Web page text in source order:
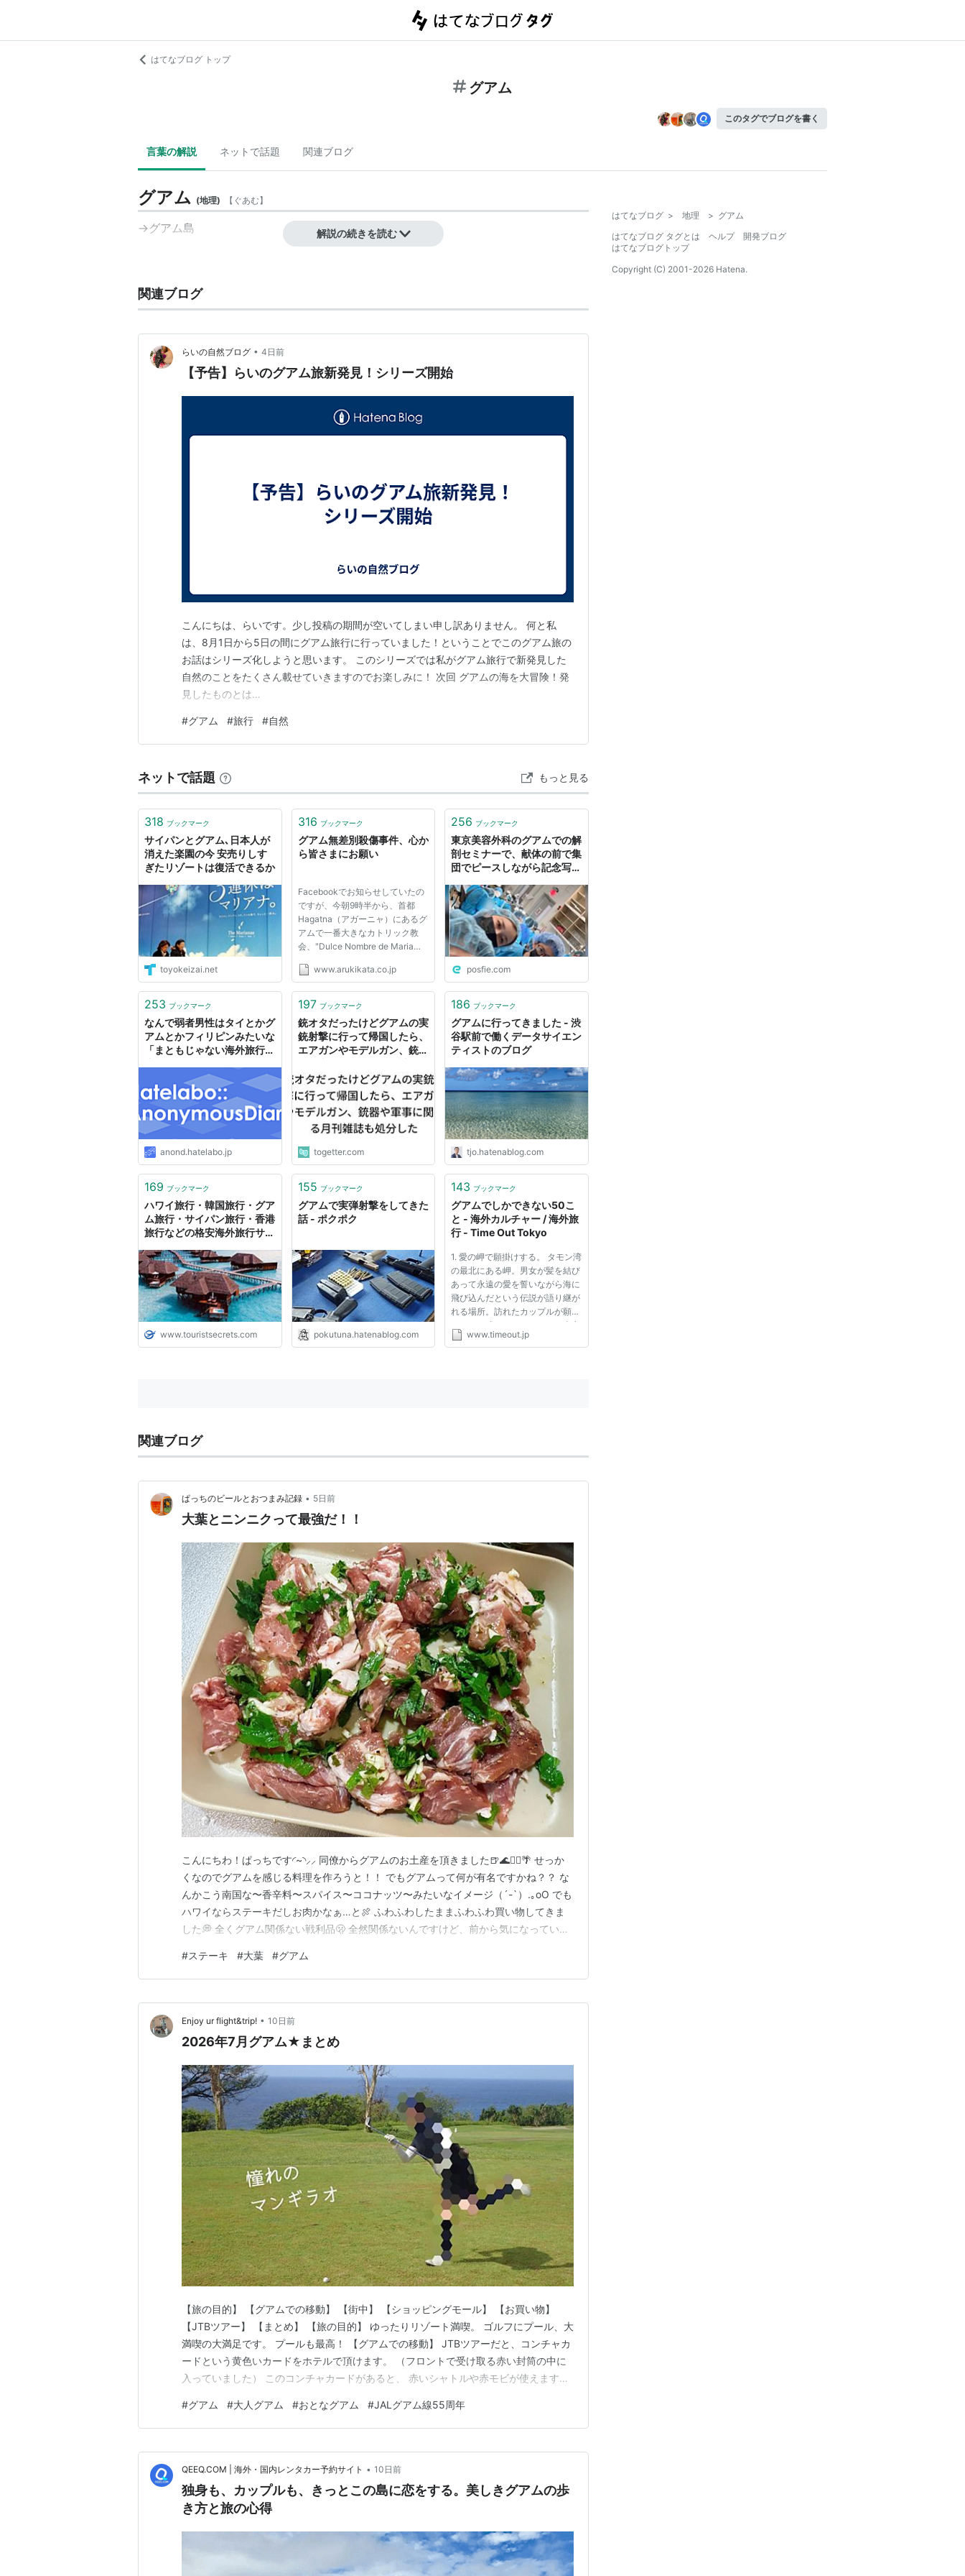
はてなブログ トップ
グアム
このタグでブログを書く
言葉の解説 ネットで話題 関連ブログ
グアム (地理) 【 ぐあむ】
→グアム島 解説の続きを読む
関連ブログ
らいの自然ブログ • 4日前
【予告】らいのグアム旅新発見！シリーズ開始
こんにちは、らいです。少し投稿の期間が空いてしまい申し訳ありません。 何と私
は、8月1日から5日の間にグアム旅行に行っていました！ということでこのグアム旅の
お話はシリーズ化しようと思います。 このシリーズでは私がグアム旅行で新発見した
自然のことをたくさん載せていきますのでお楽しみに！ 次回 グアムの海を大冒険！発
見したものとは…
#グアム #旅行 #自然
ネットで話題 もっと見る
318 ブックマーク
サイパンとグアム､日本人が
消えた楽園の今 安売りしす
ぎたリゾートは復活できるか
toyokeizai.net
316 ブックマーク
グアム無差別殺傷事件、心か
ら皆さまにお願い
Facebookでお知らせしていたの
ですが、今朝9時半から、首都
Hagatna（アガーニャ）にあるグ
アムで一番大きなカトリック教
会、"Dulce Nombre de Maria
大聖堂）"で2月12日に
『グアム無差別殺傷事件』の追悼
サに参列して来ました。
www.arukikata.co.jp
256 ブックマーク
東京美容外科のグアムでの解
剖セミナーで、献体の前で集
団でピースしながら記念写真
して炎上
posfie.com
253 ブックマーク
なんで弱者男性はタイとかグ
アムとかフィリピンみたいな
「まともじゃない海外旅行
anond.hatelabo.jp
197 ブックマーク
銃オタだったけどグアムの実
銃射撃に行って帰国したら、
エアガンやモデルガン、銃器
分した
togetter.com
186 ブックマーク
グアムに行ってきました - 渋
谷駅前で働くデータサイエン
ティストのブログ
tjo.hatenablog.com
169 ブックマーク
ハワイ旅行・韓国旅行・グア
ム旅行・サイパン旅行・香港
旅行などの格安海外旅行サイ
www.touristsecrets.com
155 ブックマーク
グアムで実弾射撃をしてきた
話 - ポクポク
pokutuna.hatenablog.com
143 ブックマーク
グアムでしかできない50こ
と - 海外カルチャー / 海外旅
行 - Time Out Tokyo
1. 愛の岬で願掛けする。 タモン湾
の最北にある岬。男女が髪を結び
あって永遠の愛を誓いながら海に
飛び込んだという伝説が語り継が
れる場所。訪れたカップルが願掛
けとして残した、いくつもの南京
錠がフェンスに並ぶ。 恋人岬 2.
www.timeout.jp
関連ブログ
ぱっちのビールとおつまみ記録 • 5日前
大葉とニンニクって最強だ！！
こんにちわ！ぱっちです◜~◝⸝⸝ 同僚からグアムのお土産を頂きました🍺🌊🏄‍♂️🌴 せっか
くなのでグアムを感じる料理を作ろうと！！ でもグアムって何が有名ですかね？？ な
んかこう南国な〜香辛料〜スパイス〜ココナッツ〜みたいなイメージ（´-`）.｡oO でも
ハワイならステーキだしお肉かなぁ…と🍖 ふわふわしたままふわふわ買い物してきま
した💭 全くグアム関係ない戦利品🫢 全然関係ないんですけど、前から気になっていた
ジル、大葉、ニンニクで味付けてお肉を焼いてこうと思います🍖🍖 （ここで違和感、
写ってるのパセリ？…
#ステーキ #大葉 #グアム
Enjoy ur flight&trip! • 10日前
2026年7月グアム★まとめ
【旅の目的】 【グアムでの移動】 【街中】 【ショッピングモール】 【お買い物】
【JTBツアー】 【まとめ】 【旅の目的】 ゆったりリゾート満喫。 ゴルフにプール、大
満喫の大満足です。 プールも最高！ 【グアムでの移動】 JTBツアーだと、コンチャカ
ードという黄色いカードをホテルで頂けます。 （フロントで受け取る赤い封筒の中に
入っていました） このコンチャカードがあると、 赤いシャトルや赤モビが使えます。
アプリ手配型の乗り合いタクシーを利用できたのがとってもよかった！ ↓ このМのマ
ークのところで乗降できます！ …
#グアム #大人グアム #おとなグアム #JALグアム線55周年
QEEQ.COM | 海外・国内レンタカー予約サイト • 10日前
独身も、カップルも、きっとこの島に恋をする。美しきグアムの歩
き方と旅の心得
はてなブログ > 地理 > グアム
はてなブログ タグとは
ヘルプ
開発ブログ
はてなブログトップ
Copyright (C) 2001-2026 Hatena.